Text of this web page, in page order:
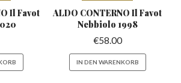
Il Favot
ALDO CONTERNO Il Favot
Nebbiolo 1998
€58.00
IN DEN WARENKORB